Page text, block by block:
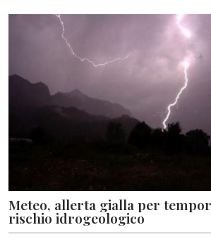
Meteo, allerta gialla per
rischio idrogeologico